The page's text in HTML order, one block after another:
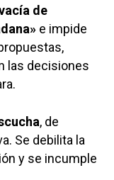
de
e impide
las decisiones
, de
Se debilita la
y se incumple